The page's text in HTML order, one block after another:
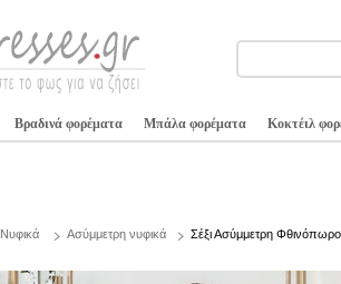
Βραδινά φορέματα Μπάλα φορέματα Κοκτέιλ
Νυφικά Ασύμμετρη νυφικά Σέξι Ασύμμετρη